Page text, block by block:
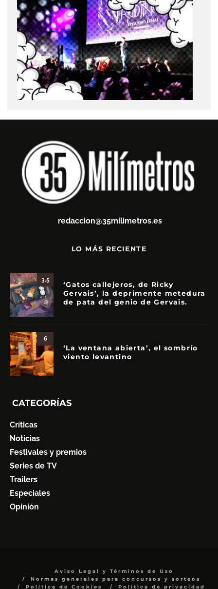
redaccion@35milimetros.es
LO MÁS RECIENTE
3.5
‘Gatos callejeros, de Ricky
Gervais’, la deprimente metedura
de pata del genio de Gervais.
6
‘La ventana abierta’, el sombrío
viento levantino
CATEGORÍAS
Críticas
Noticias
Festivales y premios
Series de TV
Trailers
Especiales
Opinión
Aviso Legal y Términos de Uso
Normas generales para concursos y sorteos
Política de Cookies
Política de privacidad